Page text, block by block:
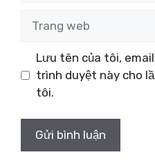
web
Lưu tên của tôi,
trình duyệt này cho
tôi.